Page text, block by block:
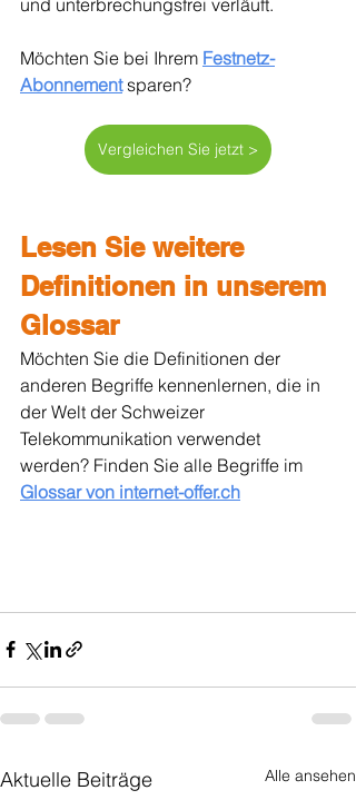
Möchten Sie bei Ihrem Festnetz-
Abonnement sparen?
Vergleichen Sie jetzt >
Lesen Sie weitere
Definitionen in unserem
Glossar
Möchten Sie die Definitionen der
anderen Begriffe kennenlernen, die in
der Welt der Schweizer
Telekommunikation verwendet
werden? Finden Sie alle Begriffe im
Glossar von internet-offer.ch
Aktuelle Beiträge Alle ansehen